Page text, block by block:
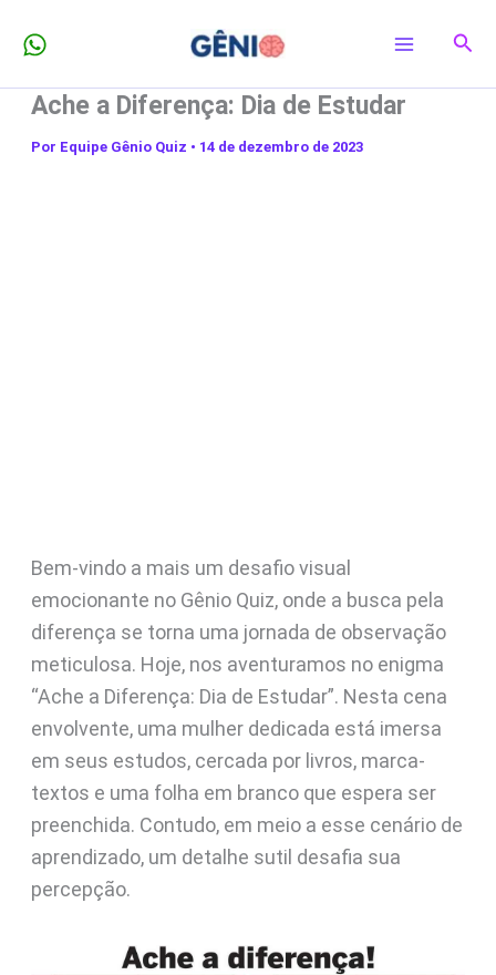
para
conteúdo
Ache a Diferença: Dia de Estudar
Por Equipe Gênio Quiz • 14 de dezembro de 2023
Bem-vindo a mais um desafio visual
emocionante no Gênio Quiz, onde a busca pela
diferença se torna uma jornada de observação
meticulosa. Hoje, nos aventuramos no enigma
“Ache a Diferença: Dia de Estudar”. Nesta cena
envolvente, uma mulher dedicada está imersa
em seus estudos, cercada por livros, marca-
textos e uma folha em branco que espera ser
preenchida. Contudo, em meio a esse cenário de
aprendizado, um detalhe sutil desafia sua
percepção.